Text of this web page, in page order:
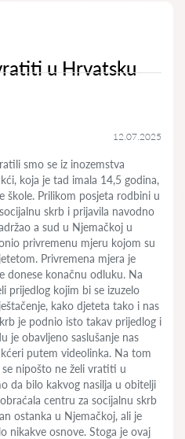
u Hrvatsku
12.07.2025
smo se iz inozemstva
koja je tad imala 14,5 godina,
škole. Prilikom posjeta rodbini u
skrb i prijavila navodno
a sud u Njemačkoj u
privremenu mjeru kojom su
Privremena mjera je
donese konačnu odluku. Na
prijedlog kojim bi se izuzelo
kako djeteta tako i nas
je podnio isto takav prijedlog i
je obavljeno saslušanje nas
putem videolinka. Na tom
se nipošto ne želi vratiti u
da bilo kakvog nasilja u obitelji
centru za socijalnu skrb
ostanka u Njemačkoj, ali je
nikakve osnove. Stoga je ovaj